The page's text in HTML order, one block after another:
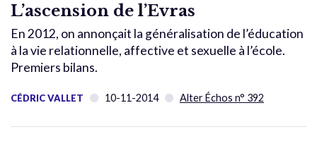
L’ascension de l’Evras
En 2012, on annonçait la généralisation de l’éducation
à la vie relationnelle, affective et sexuelle à l’école.
Premiers bilans.
CÉDRIC VALLET 10-11-2014 Alter Échos n° 392